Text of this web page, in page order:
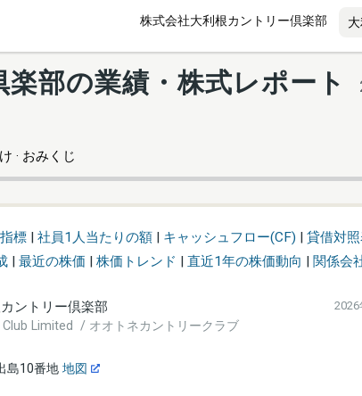
株式会社大利根カントリー倶楽部
部の業績・株式レポート
· おみくじ
標| 社員1人当たりの額| キャッシュフロー(CF) | 貸借対
| 最近の株価 | 株価トレンド | 直近1年の株価動向 | 関係会
ントリー倶楽部
Limited / オオトネカントリークラブ
2026
島10番地 地図